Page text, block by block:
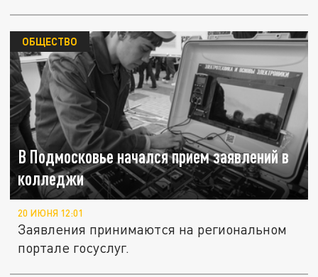
В Подмосковье начался прием заявлений в
колледжи
ОБЩЕСТВО
20 ИЮНЯ 12:01
Заявления принимаются на региональном
портале госуслуг.